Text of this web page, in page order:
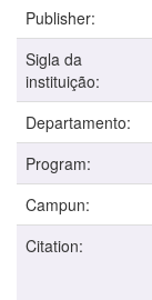
Publisher:
Sigla da
instituição:
Departamento:
Program:
Campun:
Citation: